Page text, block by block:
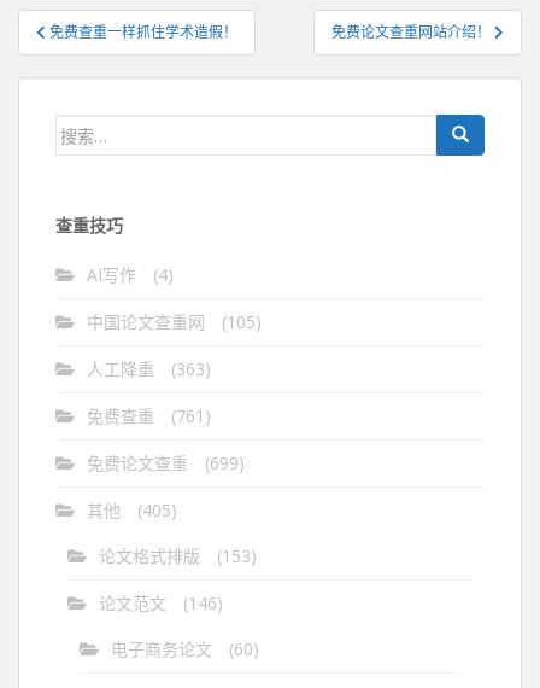
文
章
导
免费查重一样抓住学术造假！ 免费论文查重网站介绍！
搜
查重技巧
AI写作 (4)
中国论文查重网 (105)
人工降重 (363)
免费查重 (761)
免费论文查重 (699)
其他
(405)
论文格式排版
(153)
论文范文
(146)
电子商务论文
(60)